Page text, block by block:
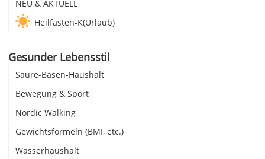
NEU & AKTUELL
Heilfasten-K(Urlaub)
Gesunder Lebensstil
Säure-Basen-Haushalt
Bewegung & Sport
Nordic Walking
Gewichtsformeln (BMI, etc.)
Wasserhaushalt